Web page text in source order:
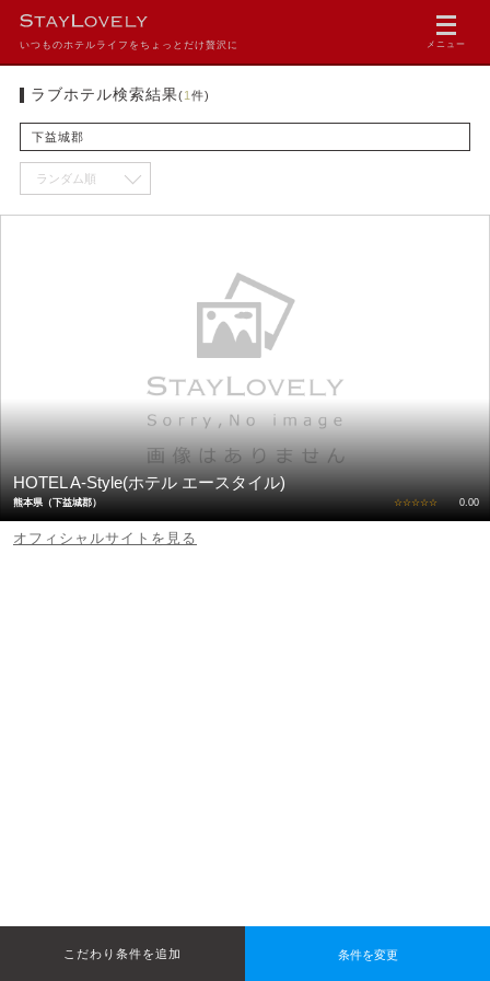
いつものホテルライフをちょっとだけ贅沢に メニュー
ラブホテル検索結果(1 件)
下益城郡
HOTEL A-Style(ホテル エースタイル)
熊本県（下益城郡） ☆☆☆☆☆ 0.00
オフィシャルサイトを見る
条件を変更